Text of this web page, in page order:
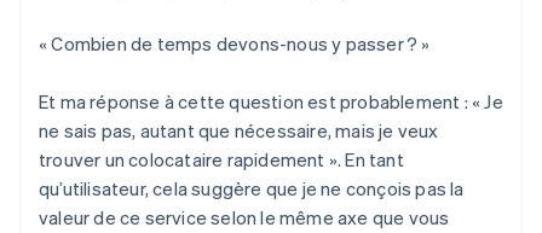
« Combien de temps devons-nous y passer ? »
Et ma réponse à cette question est probablement : « Je
ne sais pas, autant que nécessaire, mais je veux
trouver un colocataire rapidement ». En tant
qu’utilisateur, cela suggère que je ne conçois pas la
valeur de ce service selon le même axe que vous